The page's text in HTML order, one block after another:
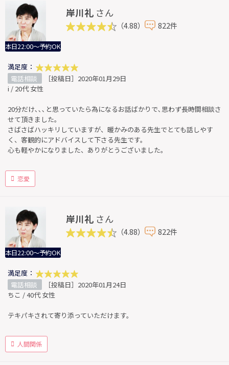
本日22:00～予約OK
岸川礼 さん
（4.88） 822件
満足度：
電話相談
［投稿日］2020年01月29日
i / 20代 女性
20分だけ､､､と思っていたら為になるお話ばかりで､思わず長時間相談さ
せて頂きました。
さばさばハッキリしていますが、暖かみのある先生でとても話しやす
く、客観的にアドバイスして下さる先生です。
心も軽やかになりました、ありがとうございました。
恋愛
本日22:00～予約OK
岸川礼 さん
（4.88） 822件
満足度：
電話相談
［投稿日］2020年01月24日
ちこ / 40代 女性
テキパキされて寄り添っていただけます。
人間関係